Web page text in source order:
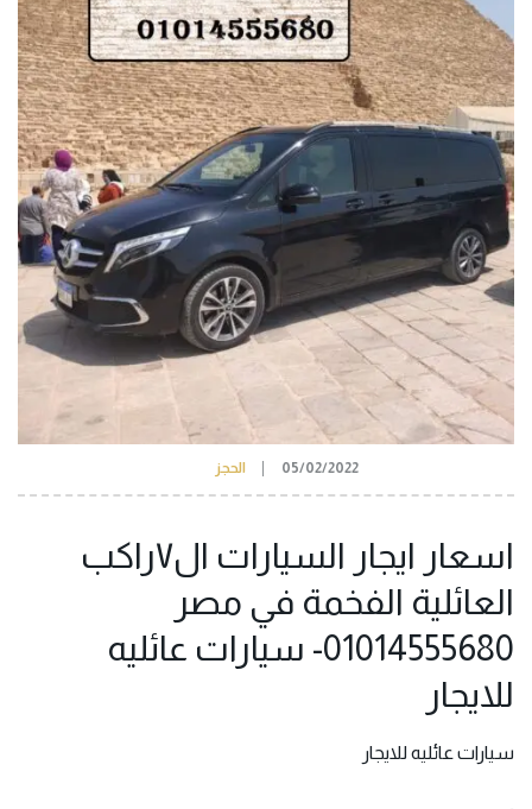
05/02/2022 الحجز
اسعار ايجار السيارات ال٧راكب
العائلية الفخمة في مصر
01014555680- سيارات عائليه
للايجار
سيارات عائليه للايجار